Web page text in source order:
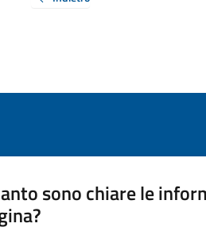
sono chiare le